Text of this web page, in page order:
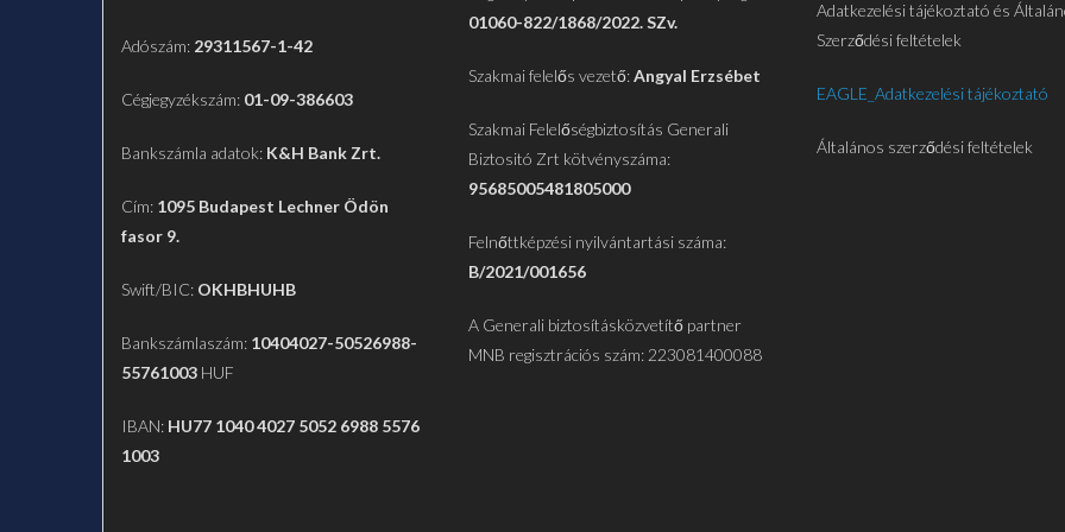
Adószám: 29311567-1-42
Cégjegyzékszám: 01-09-386603
Bankszámla adatok: K&H Bank Zrt.
Cím: 1095 Budapest Lechner Ödön
fasor 9.
Swift/BIC: OKHBHUHB
Bankszámlaszám: 10404027-50526988-
55761003 HUF
IBAN: HU77 1040 4027 5052 6988 5576
1003
01060-822/1868/2022. SZv.
Szakmai felelős vezető:Angyal Erzsébet
Szakmai Felelőségbiztosítás Generali
Biztositó Zrt kötvényszáma:
95685005481805000
Felnőttképzési nyilvántartási száma:
B/2021/001656
A Generali biztosításközvetítő partner
MNB regisztrációs szám: 223081400088
Adatkezelési tájékoztató és
Szerződési feltételek
EAGLE_Adatkezelési tájékoztató
Általános szerződési feltételek